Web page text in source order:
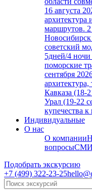
16 августа
архитектура
маршрутов. 2
советский
5дней/4 ночи
поморские
сентября
Кавказа (18-
Урал (19-22
купечества
Индивидуальные
О нас
О компании
вопросыСМИ
Подобрать экскурсию
+7 (499) 322-23-25